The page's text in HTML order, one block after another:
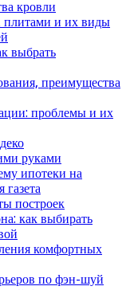
кровли
плитами и их виды
выбрать
преимущества
проблемы и их
руками
ипотеки на
построек
как выбирать
комфортных
по фэн-шуй